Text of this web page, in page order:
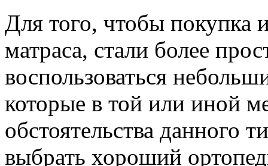
Для того, чтобы покупка
матраса, стали более
воспользоваться
которые в той или иной
обстоятельства данного
выбрать хороший